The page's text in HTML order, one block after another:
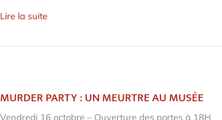
Lire la suite
MURDER PARTY : UN MEURTRE AU MUSÉE
Vendredi 16 octobre – Ouverture des portes à 18H
UN
AU